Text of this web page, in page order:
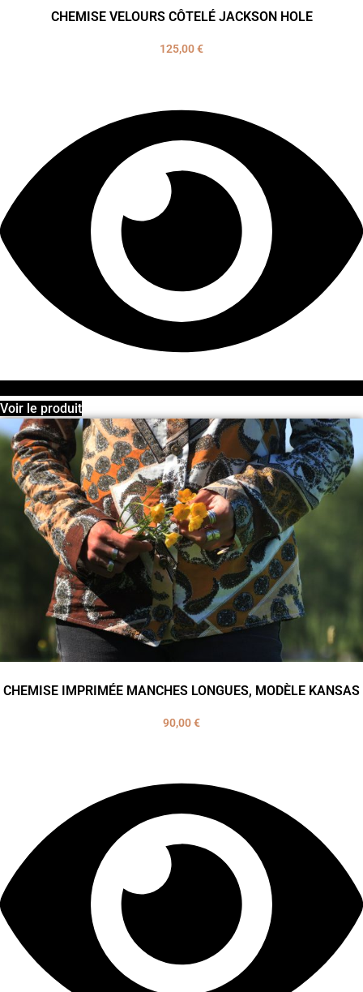
CHEMISE VELOURS CÔTELÉ JACKSON HOLE
125,00€
Voir le produit
CHEMISE IMPRIMÉE MANCHES LONGUES, MODÈLE KANSAS
90,00€